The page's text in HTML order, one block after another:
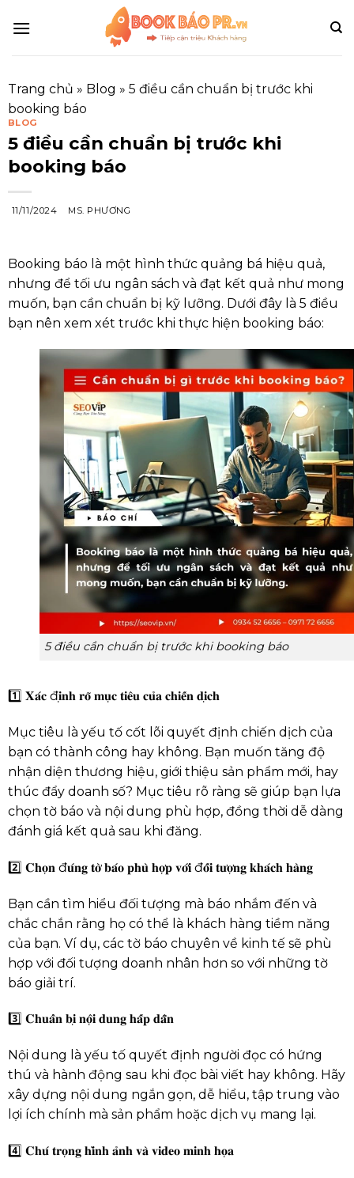
Trang chủ » Blog » 5 điều cần chuẩn bị trước khi
booking báo
BLOG
5 điều cần chuẩn bị trước khi
booking báo
11/11/2024 MS. PHƯƠNG
Booking báo là một hình thức quảng bá hiệu quả,
nhưng để tối ưu ngân sách và đạt kết quả như mong
muốn, bạn cần chuẩn bị kỹ lưỡng. Dưới đây là 5 điều
bạn nên xem xét trước khi thực hiện booking báo:
5 điều cần chuẩn bị trước khi booking báo
1️⃣ 𝐗𝐚́𝐜 đ𝐢̣𝐧𝐡 𝐫𝐨̃ 𝐦𝐮̣𝐜 𝐭𝐢𝐞̂𝐮 𝐜𝐮̉𝐚 𝐜𝐡𝐢𝐞̂́𝐧 𝐝𝐢̣𝐜𝐡
Mục tiêu là yếu tố cốt lõi quyết định chiến dịch của
bạn có thành công hay không. Bạn muốn tăng độ
nhận diện thương hiệu, giới thiệu sản phẩm mới, hay
thúc đẩy doanh số? Mục tiêu rõ ràng sẽ giúp bạn lựa
chọn tờ báo và nội dung phù hợp, đồng thời dễ dàng
đánh giá kết quả sau khi đăng.
2️⃣ 𝐂𝐡𝐨̣𝐧 đ𝐮́𝐧𝐠 𝐭𝐨̛̀ 𝐛𝐚́𝐨 𝐩𝐡𝐮̀ 𝐡𝐨̛̣𝐩 𝐯𝐨̛́𝐢 đ𝐨̂́𝐢 𝐭𝐮̛𝐨̛̣𝐧𝐠 𝐤𝐡𝐚́𝐜𝐡 𝐡𝐚̀𝐧𝐠
Bạn cần tìm hiểu đối tượng mà báo nhắm đến và
chắc chắn rằng họ có thể là khách hàng tiềm năng
của bạn. Ví dụ, các tờ báo chuyên về kinh tế sẽ phù
hợp với đối tượng doanh nhân hơn so với những tờ
báo giải trí.
3️⃣ 𝐂𝐡𝐮𝐚̂̉𝐧 𝐛𝐢̣ 𝐧𝐨̣̂𝐢 𝐝𝐮𝐧𝐠 𝐡𝐚̂́𝐩 𝐝𝐚̂̃𝐧
Nội dung là yếu tố quyết định người đọc có hứng
thú và hành động sau khi đọc bài viết hay không. Hãy
xây dựng nội dung ngắn gọn, dễ hiểu, tập trung vào
lợi ích chính mà sản phẩm hoặc dịch vụ mang lại.
4️⃣ 𝐂𝐡𝐮́ 𝐭𝐫𝐨̣𝐧𝐠 𝐡𝐢̀𝐧𝐡 𝐚̉𝐧𝐡 𝐯𝐚̀ 𝐯𝐢𝐝𝐞𝐨 𝐦𝐢𝐧𝐡 𝐡𝐨̣𝐚